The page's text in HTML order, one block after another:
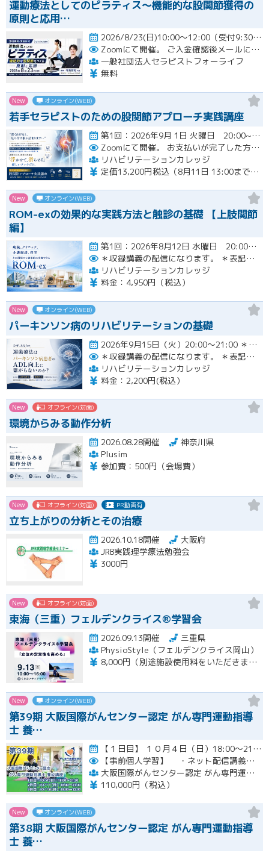
運動療法としてのピラティス〜機能的な股関節獲得の
原則と応用…
2026/8/23(日)10:00～12:00（受付9:30～）開催
Zoomにて開催。
ご入金確認後メールにてURLをお知らせいたします。
一般社団法人セラピストフォーライフ
無料
New オンライン(WEB)
若手セラピストのための股関節アプローチ実践講座
第1回：2026年9月 1日 火曜日 20:00~21:00 第2回：2026年9月15日 火曜日 20:00~2…開催
Zoomにて開催。
お支払いが完了した方のみzoomのリンクと資料が確認できるシステムとなっております。お支払いが確認できない場合は【自動キャンセル】となります。
リハビリテーションカレッジ
定価13,200円税込（8月11日 13:00までのお申し込みにて3,300円オフでご受講いただけます）
New オンライン(WEB)
ROM-exの効果的な実践方法と触診の基礎 【上肢関節
編】
第1回：2026年8月12日 水曜日 20:00~21:00 第2回：2026年8月19日 水曜日 20:00~21…開催
＊収録講義の配信になります。
＊表記された日時に限定して配信します。
リハビリテーションカレッジ
料金：4,950円（税込）
New オンライン(WEB)
パーキンソン病のリハビリテーションの基礎
2026年9月15日（火）20:00〜21:00 ＊収録講義の配信になります。 ＊表記された日時に限定して…開催
＊収録講義の配信になります。
＊表記された日時に限定して配信します。
リハビリテーションカレッジ
料金：2,200円(税込）
New オフライン(対面)
環境からみる動作分析
2026.08.28開催
神奈川県
Plusim
参加費：500円（会場費）
New オフライン(対面) PR動画有
立ち上がりの分析とその治療
2026.10.18開催
大阪府
JRB実践理学療法勉強会
3000円
New オフライン(対面)
東海（三重）フェルデンクライス®学習会
2026.09.13開催
三重県
PhysioStyle（フェルデンクライス岡山）
8,000円（別途施設使用料をいただきます）
New オンライン(WEB)
第39期 大阪国際がんセンター認定 がん専門運動指導
士 養…
【１日目】 １０月４日（日）18:00～21:30 ［ 集合学習の内容 ］ ① 開講式 ② カウンセリングの実…開催
【事前個人学習】
・ネット配信講義の動画ＵＲＬをお知らせします。
大阪国際がんセンター認定 がん専門運動指導士 事務局
110,000円（税込）
New オンライン(WEB)
第38期 大阪国際がんセンター認定 がん専門運動指導
士 養…